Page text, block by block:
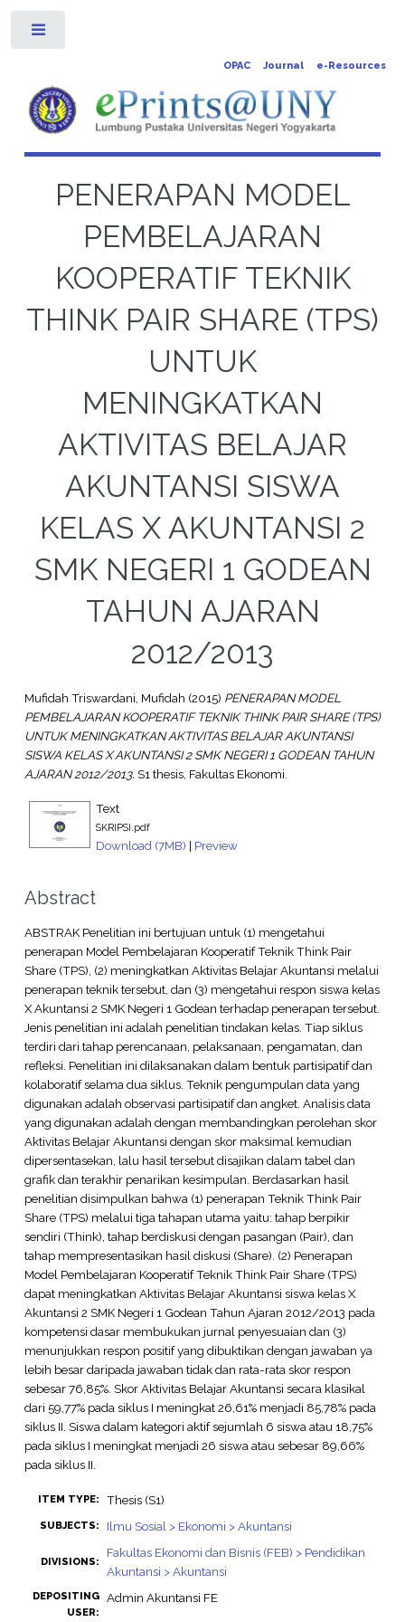
OPAC Journal e-Resources
PENERAPAN MODEL
PEMBELAJARAN
KOOPERATIF TEKNIK
THINK PAIR SHARE (TPS)
UNTUK
MENINGKATKAN
AKTIVITAS BELAJAR
AKUNTANSI SISWA
KELAS X AKUNTANSI 2
SMK NEGERI 1 GODEAN
TAHUN AJARAN
2012/2013
Mufidah Triswardani, Mufidah (2015) PENERAPAN MODEL
PEMBELAJARAN KOOPERATIF TEKNIK THINK PAIR SHARE (TPS)
UNTUK MENINGKATKAN AKTIVITAS BELAJAR AKUNTANSI
SISWA KELAS X AKUNTANSI 2 SMK NEGERI 1 GODEAN TAHUN
AJARAN 2012/2013. S1 thesis, Fakultas Ekonomi.
Text
SKRIPSI.pdf
Download (7MB) | Preview
Abstract
ABSTRAK Penelitian ini bertujuan untuk (1) mengetahui
penerapan Model Pembelajaran Kooperatif Teknik Think Pair
Share (TPS), (2) meningkatkan Aktivitas Belajar Akuntansi melalui
penerapan teknik tersebut, dan (3) mengetahui respon siswa kelas
X Akuntansi 2 SMK Negeri 1 Godean terhadap penerapan tersebut.
Jenis penelitian ini adalah penelitian tindakan kelas. Tiap siklus
terdiri dari tahap perencanaan, pelaksanaan, pengamatan, dan
refleksi. Penelitian ini dilaksanakan dalam bentuk partisipatif dan
kolaboratif selama dua siklus. Teknik pengumpulan data yang
digunakan adalah observasi partisipatif dan angket. Analisis data
yang digunakan adalah dengan membandingkan perolehan skor
Aktivitas Belajar Akuntansi dengan skor maksimal kemudian
dipersentasekan, lalu hasil tersebut disajikan dalam tabel dan
grafik dan terakhir penarikan kesimpulan. Berdasarkan hasil
penelitian disimpulkan bahwa (1) penerapan Teknik Think Pair
Share (TPS) melalui tiga tahapan utama yaitu: tahap berpikir
sendiri (Think), tahap berdiskusi dengan pasangan (Pair), dan
tahap mempresentasikan hasil diskusi (Share). (2) Penerapan
Model Pembelajaran Kooperatif Teknik Think Pair Share (TPS)
dapat meningkatkan Aktivitas Belajar Akuntansi siswa kelas X
Akuntansi 2 SMK Negeri 1 Godean Tahun Ajaran 2012/2013 pada
kompetensi dasar membukukan jurnal penyesuaian dan (3)
menunjukkan respon positif yang dibuktikan dengan jawaban ya
lebih besar daripada jawaban tidak dan rata-rata skor respon
sebesar 76,85%. Skor Aktivitas Belajar Akuntansi secara klasikal
dari 59,77% pada siklus I meningkat 26,61% menjadi 85,78% pada
siklus II. Siswa dalam kategori aktif sejumlah 6 siswa atau 18,75%
pada siklus I meningkat menjadi 26 siswa atau sebesar 89,66%
pada siklus II.
ITEM TYPE: Thesis (S1)
SUBJECTS: Ilmu Sosial > Ekonomi > Akuntansi
DIVISIONS:
Fakultas Ekonomi dan Bisnis (FEB) > Pendidikan
Akuntansi > Akuntansi
DEPOSITING
USER:
Admin Akuntansi FE